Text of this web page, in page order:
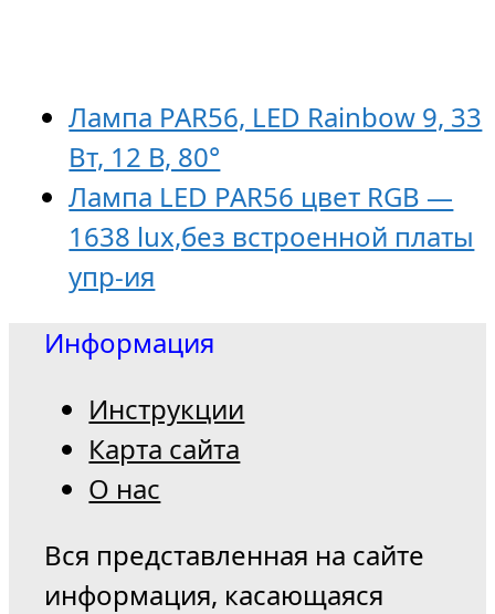
Лампа PAR56, LED Rainbow 9, 33
Вт, 12 В, 80°
Лампа LED PAR56 цвет RGB —
1638 lux,без встроенной платы
упр-ия
Информация
Инструкции
Карта сайта
О нас
Вся представленная на сайте
информация, касающаяся